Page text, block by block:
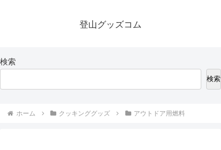
登山グッズコム
検索
検索
ホーム クッキンググッズ アウトドア用燃料